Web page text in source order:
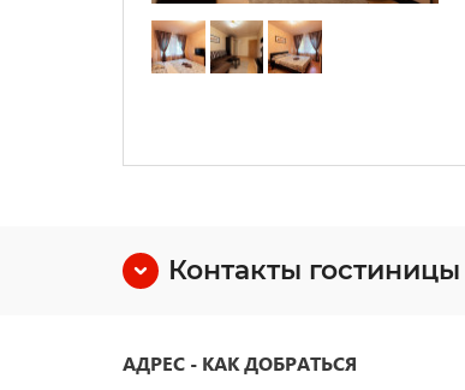
Контакты
АДРЕС - КАК ДОБРАТЬСЯ